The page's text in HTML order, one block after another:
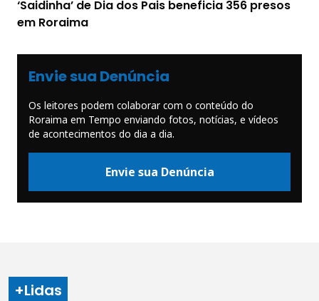
‘Saidinha’ de Dia dos Pais beneficia 356 presos
em Roraima
Envie sua Denúncia
Os leitores podem colaborar com o conteúdo do
Roraima em Tempo enviando fotos, notícias, e vídeos
de acontecimentos do dia a dia.
Envie sua Denúncia
+Lidas